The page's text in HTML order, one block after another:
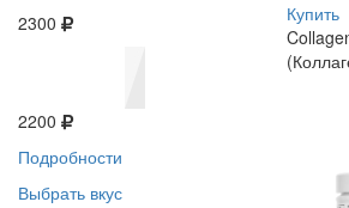
2300
2200
Подробности
Выбрать вкус
Купить